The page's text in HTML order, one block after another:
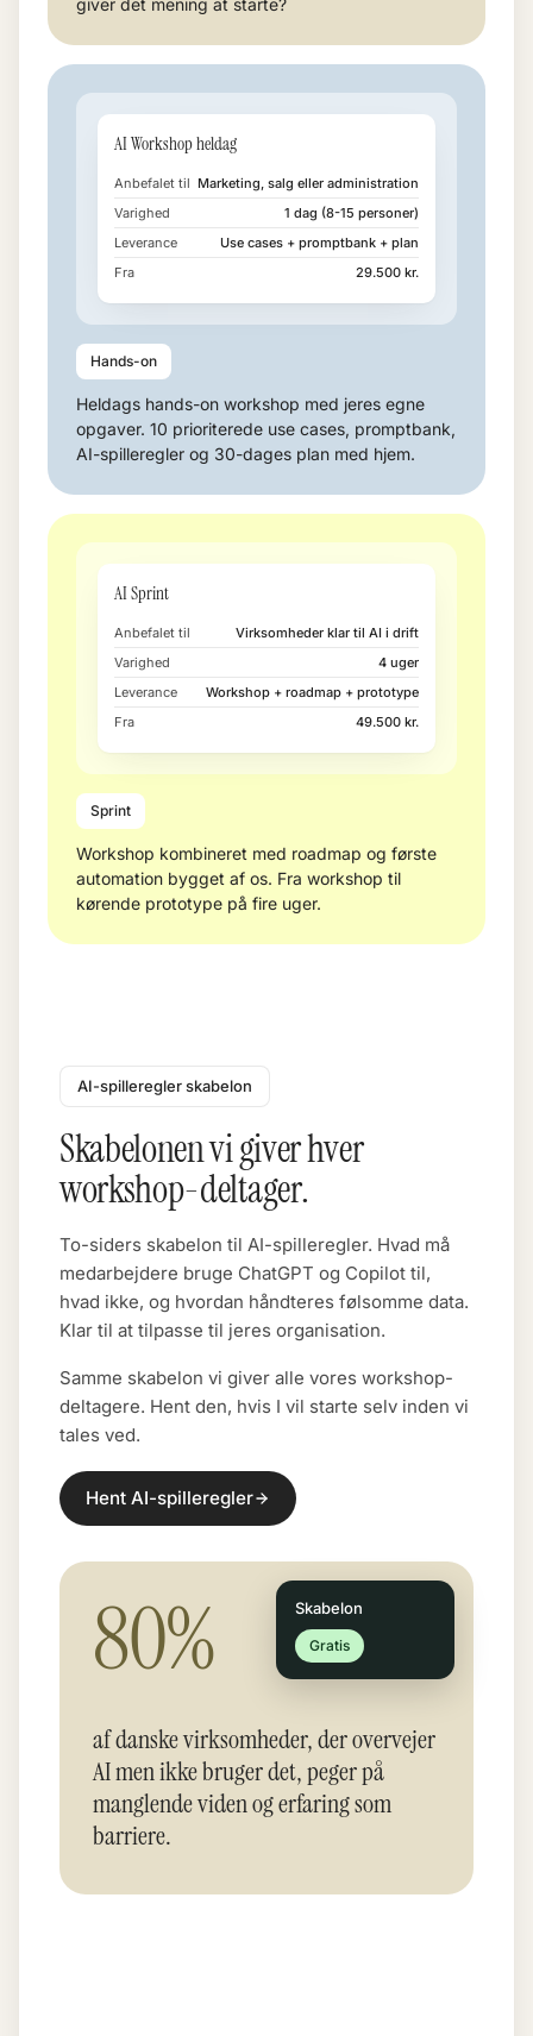
giver det mening at starte?
AI Workshop heldag
Anbefalet til Marketing, salg eller administration
Varighed
1 dag (8-15 personer)
Leverance
Use cases + promptbank + plan
Fra
29.500 kr.
Hands-on
Heldags hands-on workshop med jeres egne
opgaver. 10 prioriterede use cases, promptbank,
AI-spilleregler og 30-dages plan med hjem.
AI Sprint
Anbefalet til
Virksomheder klar til AI i drift
Varighed
4 uger
Leverance
Workshop + roadmap + prototype
Fra
49.500 kr.
Sprint
Workshop kombineret med roadmap og første
automation bygget af os. Fra workshop til
kørende prototype på fire uger.
AI-spilleregler skabelon
Skabelonen vi giver hver
workshop-deltager.
To-siders skabelon til AI-spilleregler. Hvad må
medarbejdere bruge ChatGPT og Copilot til,
hvad ikke, og hvordan håndteres følsomme data.
Klar til at tilpasse til jeres organisation.
Samme skabelon vi giver alle vores workshop-
deltagere. Hent den, hvis I vil starte selv inden vi
tales ved.
Hent AI-spilleregler
80%
af danske virksomheder, der overvejer
AI men ikke bruger det, peger på
manglende viden og erfaring som
barriere.
Skabelon
Gratis